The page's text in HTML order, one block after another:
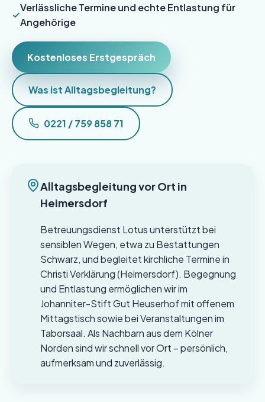
Verlässliche Termine und echte Entlastung für
Angehörige
Kostenloses Erstgespräch
Was ist Alltagsbegleitung?
0221 / 759 858 71
Alltagsbegleitung vor Ort in
Heimersdorf
Betreuungsdienst Lotus unterstützt bei
sensiblen Wegen, etwa zu Bestattungen
Schwarz, und begleitet kirchliche Termine in
Christi Verklärung (Heimersdorf). Begegnung
und Entlastung ermöglichen wir im
Johanniter-Stift Gut Heuserhof mit offenem
Mittagstisch sowie bei Veranstaltungen im
Taborsaal. Als Nachbarn aus dem Kölner
Norden sind wir schnell vor Ort – persönlich,
aufmerksam und zuverlässig.